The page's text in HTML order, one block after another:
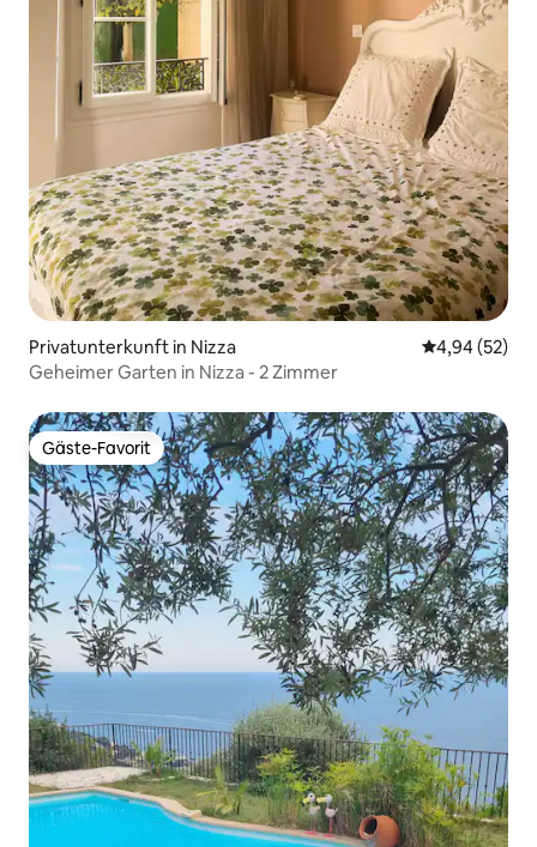
Privatunterkunft in Nizza
4,94 (52)
Geheimer Garten in Nizza - 2 Zimmer
Gäste-Favorit
Gäste-Favorit